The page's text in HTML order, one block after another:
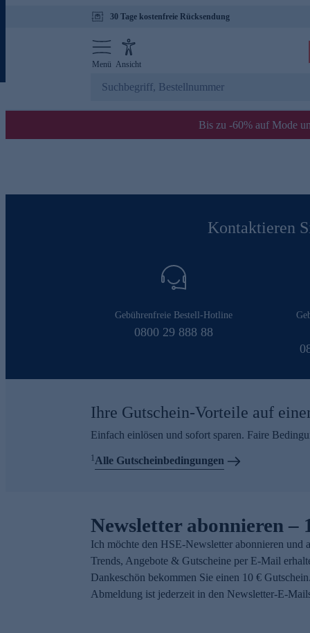
30 Tage kostenfreie Rücksendung
Menü Ansicht
Bis zu -60% auf Mode
Kontaktieren
Gebührenfreie Bestell-Hotline
0800 29 888 88
Ihre Gutschein-Vorteile auf
Einfach einlösen und sofort sparen. Faire
1Alle Gutscheinbedingungen
Newsletter abonnieren –
Ich möchte den HSE-Newsletter abonnieren und
Trends, Angebote & Gutscheine per E-Mail
Dankeschön bekommen Sie einen 10 €
Abmeldung ist jederzeit in den Newsletter-E-